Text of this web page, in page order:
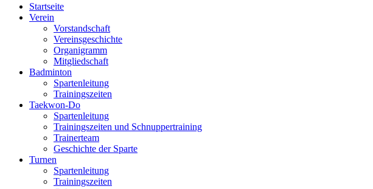
Startseite
Verein
Vorstandschaft
Vereinsgeschichte
Organigramm
Mitgliedschaft
Badminton
Spartenleitung
Trainingszeiten
Taekwon-Do
Spartenleitung
Trainingszeiten und Schnuppertraining
Trainerteam
Geschichte der Sparte
Turnen
Spartenleitung
Trainingszeiten